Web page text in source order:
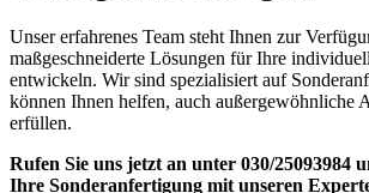
Unser erfahrenes Team steht Ihnen zur
maßgeschneiderte Lösungen für Ihre
entwickeln. Wir sind spezialisiert auf
können Ihnen helfen, auch außergewöhnliche
erfüllen.
Rufen Sie uns jetzt an unter 030/25093984
Ihre Sonderanfertigung mit unseren